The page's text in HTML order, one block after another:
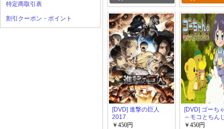
特定商取引表
割引クーポン・ポイント
[DVD] 進撃の巨人
2017
￥450円
[DVD] ゴーち
～モコとちん
の森の仲間た
￥450円